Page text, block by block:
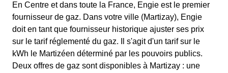
En Centre et dans toute la France, Engie est le premier
fournisseur de gaz. Dans votre ville (Martizay), Engie
doit en tant que fournisseur historique ajuster ses prix
sur le tarif réglementé du gaz. Il s'agit d'un tarif sur le
kWh le Martizéen déterminé par les pouvoirs publics.
Deux offres de gaz sont disponibles à Martizay : une